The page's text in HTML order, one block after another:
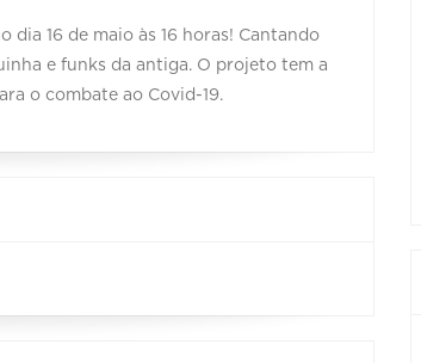
dia 16 de maio às 16 horas! Cantando
e funks da antiga. O projeto tem a
o combate ao Covid-19.